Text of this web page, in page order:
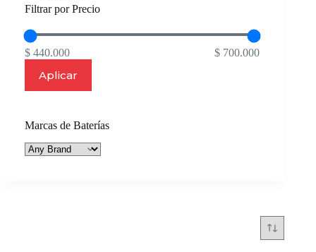
Filtrar por Precio
$ 440.000 $ 700.000
Aplicar
Marcas de Baterías